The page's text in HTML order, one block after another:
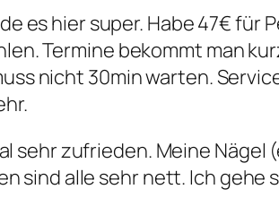
es hier super. Habe 47€ für
Termine bekommt man
nicht 30min warten.
sehr zufrieden. Meine Nägel
sind alle sehr nett. Ich gehe